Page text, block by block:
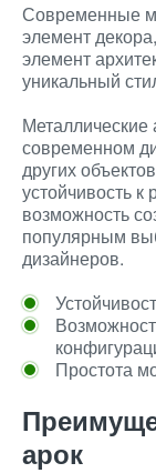
Современные
элемент
элемент
уникальный
Металлические
современном
других
устойчивость
возможность
популярным
дизайнеров.
Простота
арок